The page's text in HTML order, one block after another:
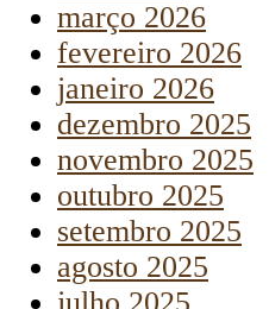
março 2026
fevereiro 2026
janeiro 2026
dezembro 2025
novembro 2025
outubro 2025
setembro 2025
agosto 2025